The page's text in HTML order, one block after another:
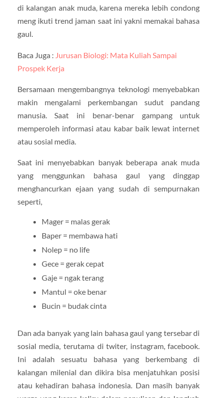
di kalangan anak muda, karena mereka lebih condong
meng ikuti trend jaman saat ini yakni memakai bahasa
gaul.
Baca Juga : Jurusan Biologi: Mata Kuliah Sampai
Prospek Kerja
Bersamaan mengembangnya teknologi menyebabkan
makin mengalami perkembangan sudut pandang
manusia. Saat ini benar-benar gampang untuk
memperoleh informasi atau kabar baik lewat internet
atau sosial media.
Saat ini menyebabkan banyak beberapa anak muda
yang menggunkan bahasa gaul yang dinggap
menghancurkan ejaan yang sudah di sempurnakan
seperti,
Mager = malas gerak
Baper = membawa hati
Nolep = no life
Gece = gerak cepat
Gaje = ngak terang
Mantul = oke benar
Bucin = budak cinta
Dan ada banyak yang lain bahasa gaul yang tersebar di
sosial media, terutama di twiter, instagram, facebook.
Ini adalah sesuatu bahasa yang berkembang di
kalangan milenial dan dikira bisa menjatuhkan posisi
atau kehadiran bahasa indonesia. Dan masih banyak